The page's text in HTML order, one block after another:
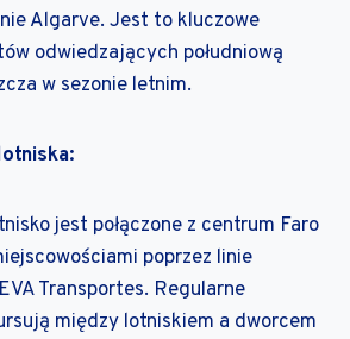
Algarve. Jest to kluczowe
odwiedzających południową
w sezonie letnim.
jest połączone z centrum Faro
poprzez linie
Transportes. Regularne
między lotniskiem a dworcem